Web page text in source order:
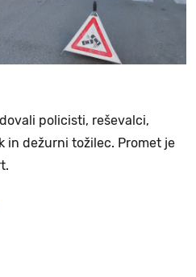
policisti, reševalci,
in dežurni tožilec. Promet je